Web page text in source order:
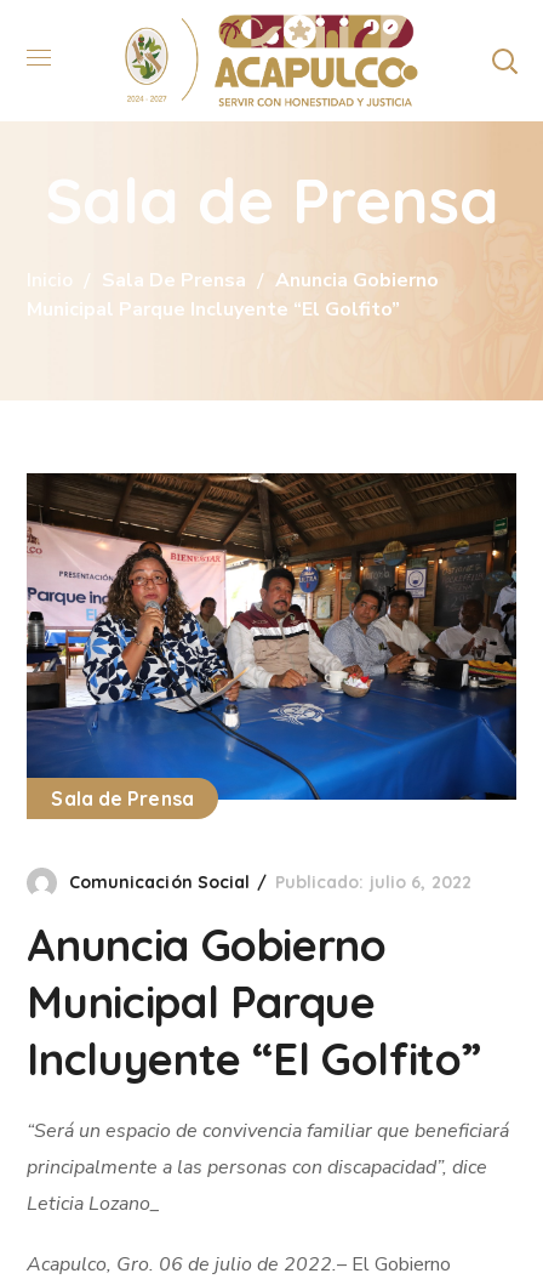
Sala de Prensa
Inicio Sala De Prensa
Anuncia Gobierno
Municipal Parque Incluyente “El Golfito”
Sala de Prensa
Comunicación Social Publicado: julio 6, 2022
Anuncia Gobierno
Municipal Parque
Incluyente “El Golfito”
“Será un espacio de convivencia familiar que beneficiará
principalmente a las personas con discapacidad”, dice
Leticia Lozano_
Acapulco, Gro. 06 de julio de 2022.– El Gobierno